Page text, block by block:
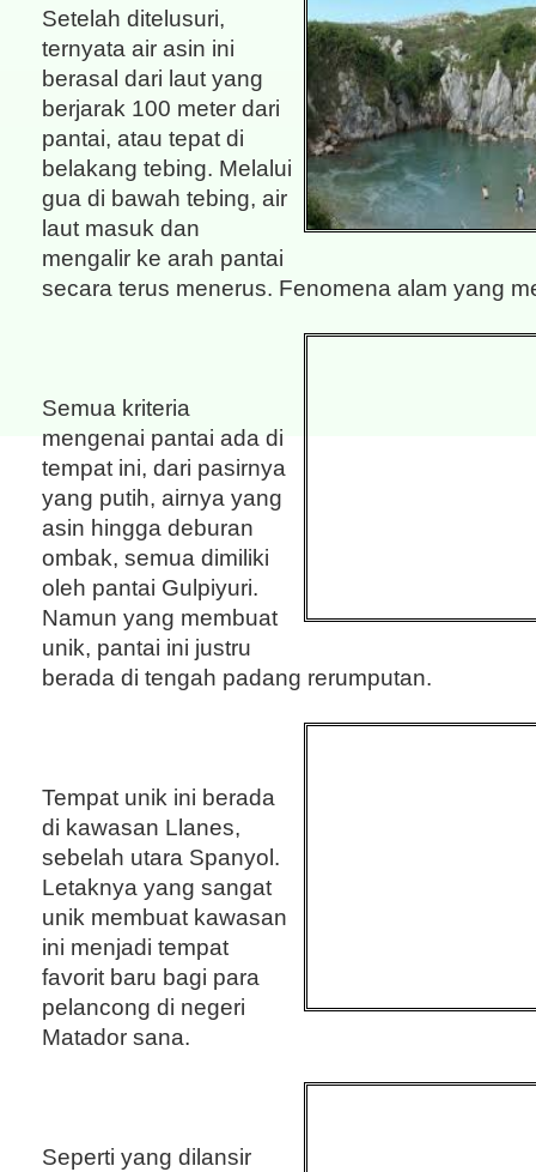
Setelah ditelusuri,
ternyata air asin ini
berasal dari laut yang
berjarak 100 meter dari
pantai, atau tepat di
belakang tebing. Melalui
gua di bawah tebing, air
laut masuk dan
mengalir ke arah pantai
secara terus menerus. Fenomena alam yang
Semua kriteria
mengenai pantai ada di
tempat ini, dari pasirnya
yang putih, airnya yang
asin hingga deburan
ombak, semua dimiliki
oleh pantai Gulpiyuri.
Namun yang membuat
unik, pantai ini justru
berada di tengah padang rerumputan.
Tempat unik ini berada
di kawasan Llanes,
sebelah utara Spanyol.
Letaknya yang sangat
unik membuat kawasan
ini menjadi tempat
favorit baru bagi para
pelancong di negeri
Matador sana.
Seperti yang dilansir